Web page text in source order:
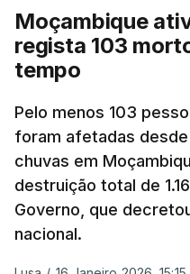
Moçambique
regista 103
tempo
Pelo menos 103
foram afetadas
chuvas em
destruição total de
Governo, que
nacional.